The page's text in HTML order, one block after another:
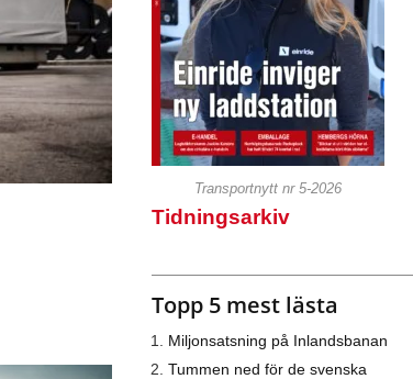
Transportnytt nr 5-2026
Tidningsarkiv
Topp 5 mest lästa
Miljonsatsning på Inlandsbanan
Tummen ned för de svenska